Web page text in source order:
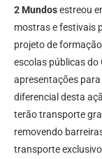
2 Mundosestreou
mostras e festivais
projeto de
escolas públicas do
apresentações
diferencial desta
terão transporte
removendo
transporte